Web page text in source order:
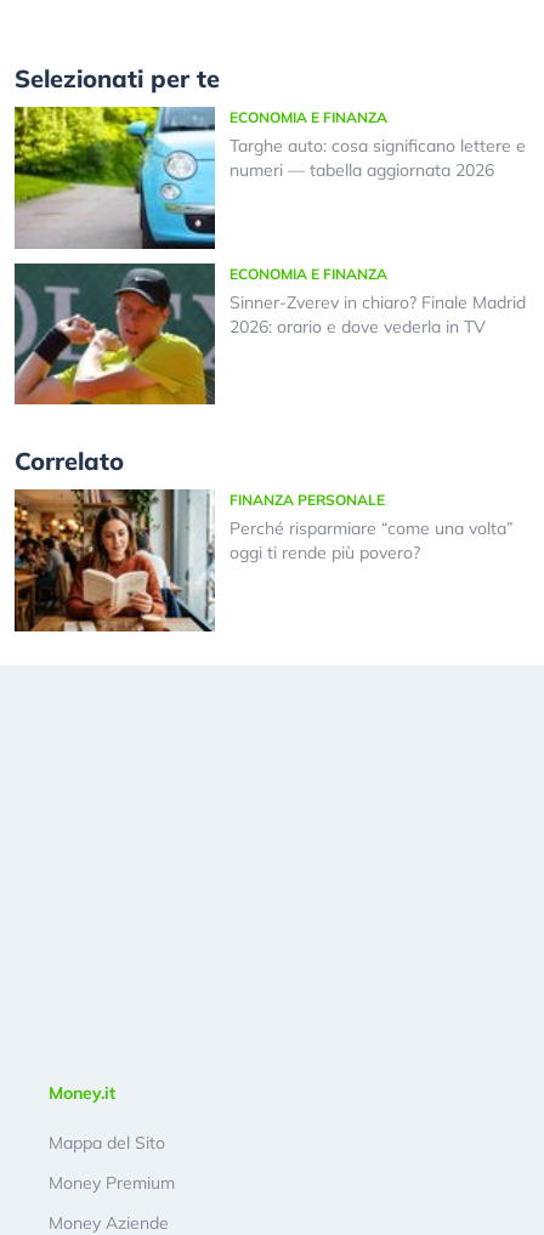
Selezionati per te
ECONOMIA E FINANZA
Targhe auto: cosa significano lettere e
numeri — tabella aggiornata 2026
ECONOMIA E FINANZA
Sinner-Zverev in chiaro? Finale Madrid
2026: orario e dove vederla in TV
Correlato
FINANZA PERSONALE
Perché risparmiare “come una volta”
oggi ti rende più povero?
Money.it
Mappa del Sito
Money Premium
Money Aziende